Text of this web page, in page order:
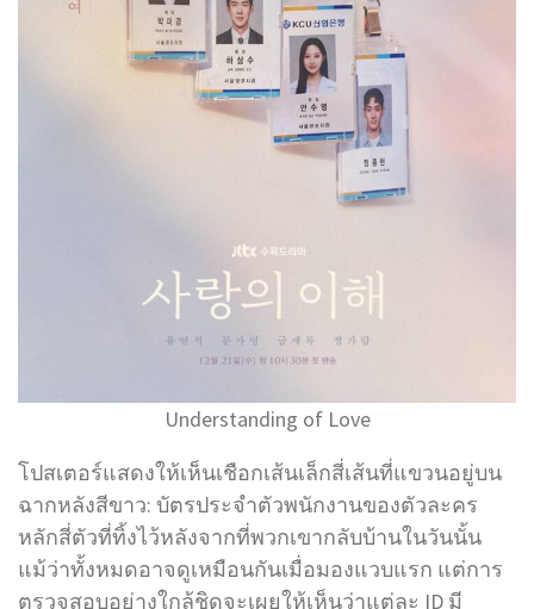
Understanding of Love
โปสเตอร์แสดงให้เห็นเชือกเส้นเล็กสี่เส้นที่แขวนอยู่บน
ฉากหลังสีขาว: บัตรประจำตัวพนักงานของตัวละคร
หลักสี่ตัวที่ทิ้งไว้หลังจากที่พวกเขากลับบ้านในวันนั้น
แม้ว่าทั้งหมดอาจดูเหมือนกันเมื่อมองแวบแรก แต่การ
ตรวจสอบอย่างใกล้ชิดจะเผยให้เห็นว่าแต่ละ ID มี